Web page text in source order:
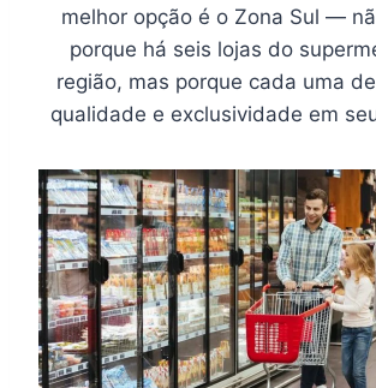
melhor opção é o Zona Sul —
porque há seis lojas do
região, mas porque cada uma
qualidade e exclusividade em